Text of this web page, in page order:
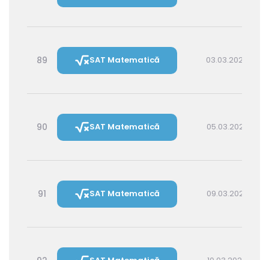
89 SAT Matematică 03.03.2027 14:30
90 SAT Matematică 05.03.2027 16:00
91 SAT Matematică 09.03.2027 16:00